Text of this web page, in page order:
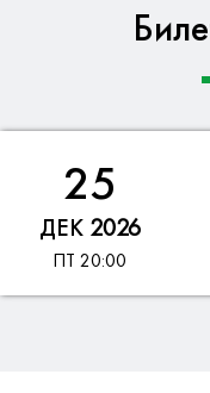
25
ДЕК 2026
ПТ 20:00